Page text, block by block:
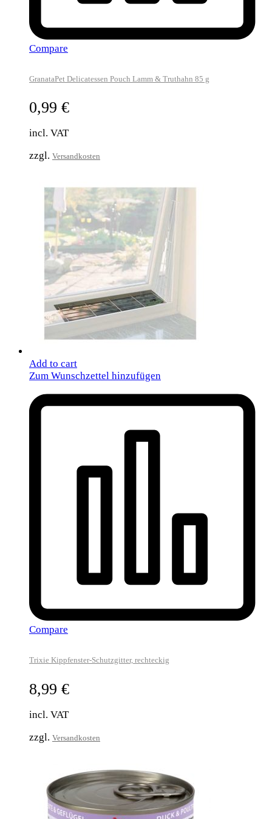
Compare
GranataPet Delicatessen Pouch Lamm & Truthahn 85 g
0,99 €
incl. VAT
zzgl. Versandkosten
Add to cart
Zum Wunschzettel hinzufügen
Compare
Trixie Kippfenster-Schutzgitter, rechteckig
8,99 €
incl. VAT
zzgl. Versandkosten